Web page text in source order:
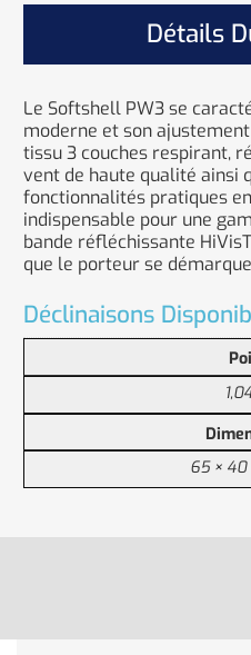
Détails
Le Softshell PW3 se
moderne et son
tissu 3 couches respirant,
vent de haute qualité ainsi
fonctionnalités pratiques
indispensable pour une
bande réfléchissante
que le porteur se
Déclinaisons
65 × 40